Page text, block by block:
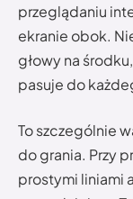
przeglądaniu
ekranie obok.
głowy na
pasuje do
To szczególnie
do grania. Przy
prostymi liniami